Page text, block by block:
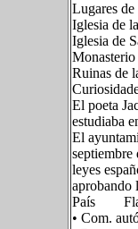
Lugares
Iglesia de
Iglesia de
Monasterio
Ruinas de
El poeta
estudiaba
El
septiembre
leyes
aprobando
País Flag
• Com.